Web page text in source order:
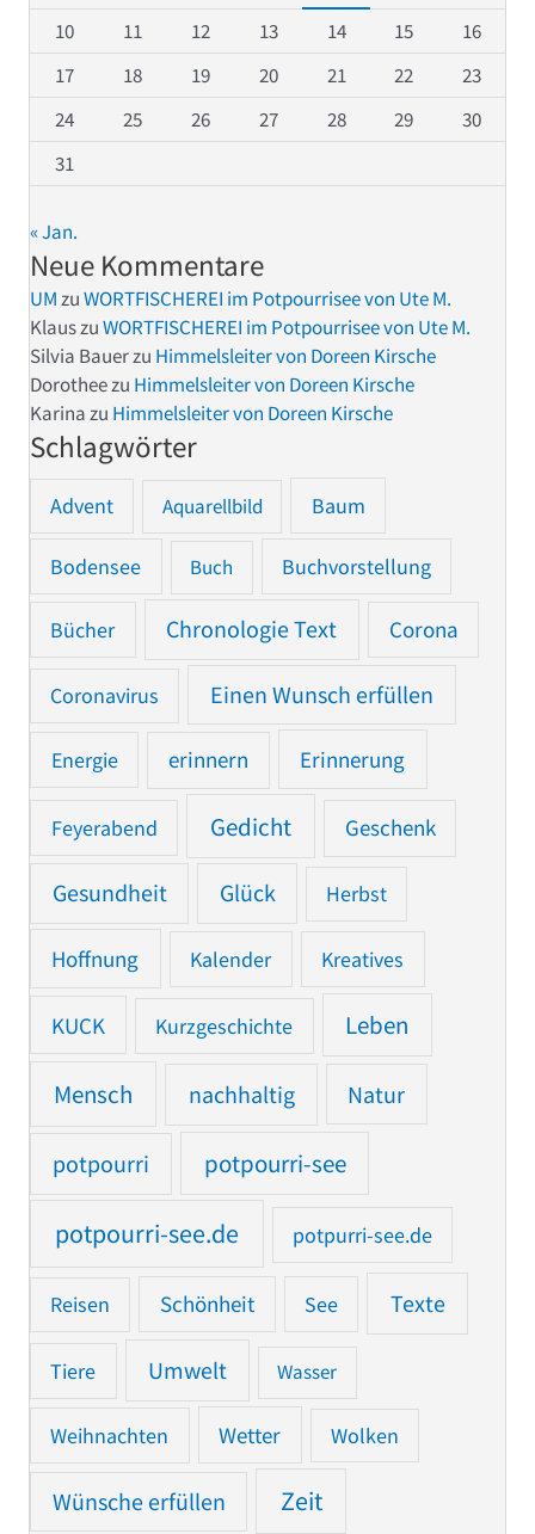
10
11 12 13 14 15
16
17
18 19 20 21 22
23
24
25 26 27 28 29
30
31
« Jan.
Neue Kommentare
UMzuWORTFISCHEREI im Potpourrisee von Ute M.
KlauszuWORTFISCHEREI im Potpourrisee von Ute M.
Silvia Bauerzu Himmelsleiter von Doreen Kirsche
Dorotheezu Himmelsleiter von Doreen Kirsche
Karinazu Himmelsleiter von Doreen Kirsche
Schlagwörter
Advent Aquarellbild Baum
Bodensee Buch Buchvorstellung
Bücher Chronologie Text Corona
Coronavirus Einen Wunsch erfüllen
Energie erinnern Erinnerung
Feyerabend Gedicht Geschenk
Gesundheit Glück Herbst
Hoffnung Kalender Kreatives
KUCK Kurzgeschichte Leben
Mensch nachhaltig Natur
potpourri potpourri-see
potpourri-see.de potpurri-see.de
Reisen Schönheit See Texte
Tiere Umwelt Wasser
Weihnachten Wetter Wolken
Wünsche erfüllen Zeit